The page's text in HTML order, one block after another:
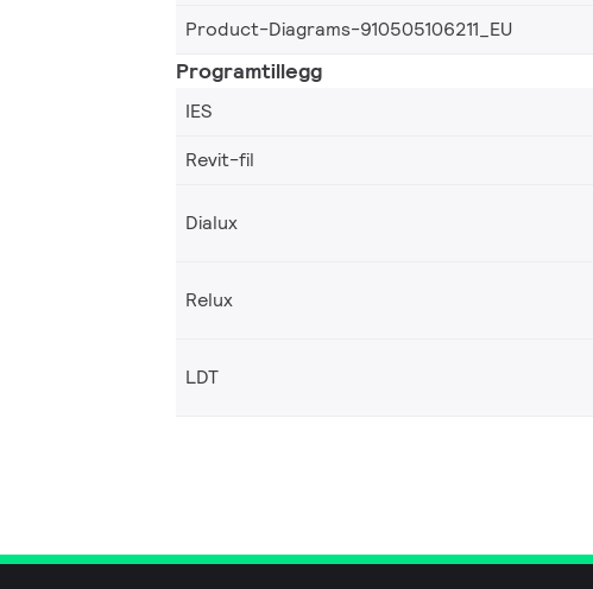
Product-Diagrams-910505106211_EU
Programtillegg
IES
Revit-fil
Dialux
Relux
LDT